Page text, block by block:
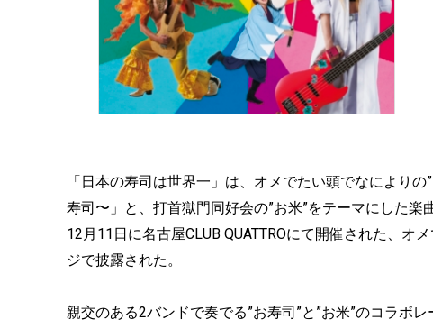
「日本の寿司は世界一」は、オメでたい頭でなにより
寿司〜」と、打首獄門同好会の”お米”をテーマにした楽
12月11日に名古屋CLUB QUATTROにて開催された、
ジで披露された。
親交のある2バンドで奏でる”お寿司”と”お米”のコラボ